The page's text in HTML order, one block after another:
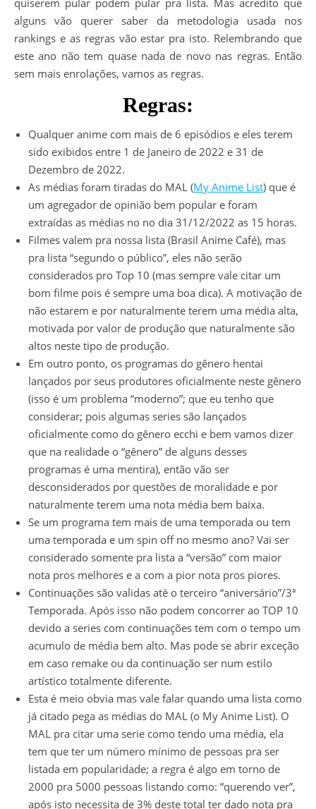
quiserem pular podem pular pra lista. Mas acredito que
alguns vão querer saber da metodologia usada nos
rankings e as regras vão estar pra isto. Relembrando que
este ano não tem quase nada de novo nas regras. Então
sem mais enrolações, vamos as regras.
Regras:
Qualquer anime com mais de 6 episódios e eles terem
sido exibidos entre 1 de Janeiro de 2022 e 31 de
Dezembro de 2022.
As médias foram tiradas do MAL (My Anime List) que é
um agregador de opinião bem popular e foram
extraídas as médias no no dia 31/12/2022 as 15 horas.
Filmes valem pra nossa lista (Brasil Anime Café), mas
pra lista “segundo o público”, eles não serão
considerados pro Top 10 (mas sempre vale citar um
bom filme pois é sempre uma boa dica). A motivação de
não estarem e por naturalmente terem uma média alta,
motivada por valor de produção que naturalmente são
altos neste tipo de produção.
Em outro ponto, os programas do gênero hentai
lançados por seus produtores oficialmente neste gênero
(isso é um problema “moderno”; que eu tenho que
considerar; pois algumas series são lançados
oficialmente como do gênero ecchi e bem vamos dizer
que na realidade o “gênero” de alguns desses
programas é uma mentira), então vão ser
desconsiderados por questões de moralidade e por
naturalmente terem uma nota média bem baixa.
Se um programa tem mais de uma temporada ou tem
uma temporada e um spin off no mesmo ano? Vai ser
considerado somente pra lista a “versão” com maior
nota pros melhores e a com a pior nota pros piores.
Continuações são validas até o terceiro “aniversário”/3ª
Temporada. Após isso não podem concorrer ao TOP 10
devido a series com continuações tem com o tempo um
acumulo de média bem alto. Mas pode se abrir exceção
em caso remake ou da continuação ser num estilo
artístico totalmente diferente.
Esta é meio obvia mas vale falar quando uma lista como
já citado pega as médias do MAL (o My Anime List). O
MAL pra citar uma serie como tendo uma média, ela
tem que ter um número mínimo de pessoas pra ser
listada em popularidade; a regra é algo em torno de
2000 pra 5000 pessoas listando como: “querendo ver”,
após isto necessita de 3% deste total ter dado nota pra